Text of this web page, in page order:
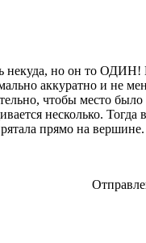
некуда, но он то
аккуратно и не
чтобы место
несколько. Тогда
прямо на